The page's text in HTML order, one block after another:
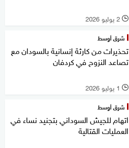
l 2 يوليو 2026
شرق أوسط
تحذيرات من كارثة إنسانية بالسودان مع
تصاعد النزوح في كردفان
l 1 يوليو 2026
شرق أوسط
اتهام للجيش السوداني بتجنيد نساء في
العمليات القتالية